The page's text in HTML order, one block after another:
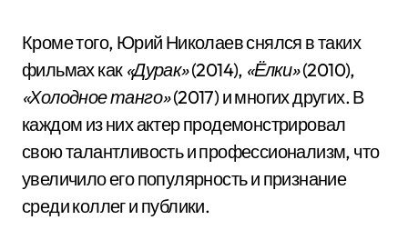
Кроме того, Юрий Николаев снялся в таких
фильмах как «Дурак»(2014), «Ёлки»(2010),
«Холодное танго»(2017) и многих других. В
каждом из них актер продемонстрировал
свою талантливость и профессионализм, что
увеличило его популярность и признание
среди коллег и публики.